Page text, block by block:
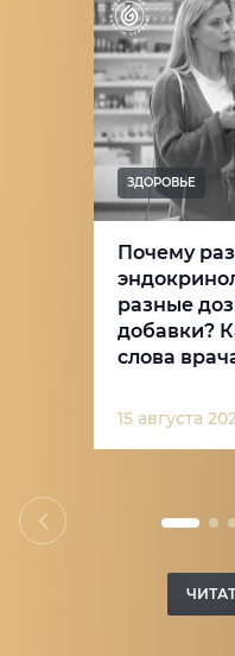
ЗДОРОВЬЕ
Почему
разные
добавки?
слова
15 августа